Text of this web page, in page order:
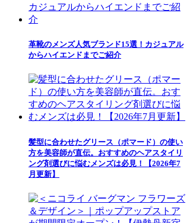
革靴のメンズ人気ブランド15選！カジュアル
からハイエンドまでご紹介
髪型に合わせたグリース（ポマード）の使い
方を美容師が直伝。おすすめのヘアスタイリ
ング剤選びに悩むメンズは必見！【2026年7
月更新】